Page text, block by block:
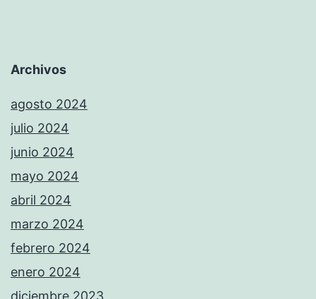
Archivos
agosto 2024
julio 2024
junio 2024
mayo 2024
abril 2024
marzo 2024
febrero 2024
enero 2024